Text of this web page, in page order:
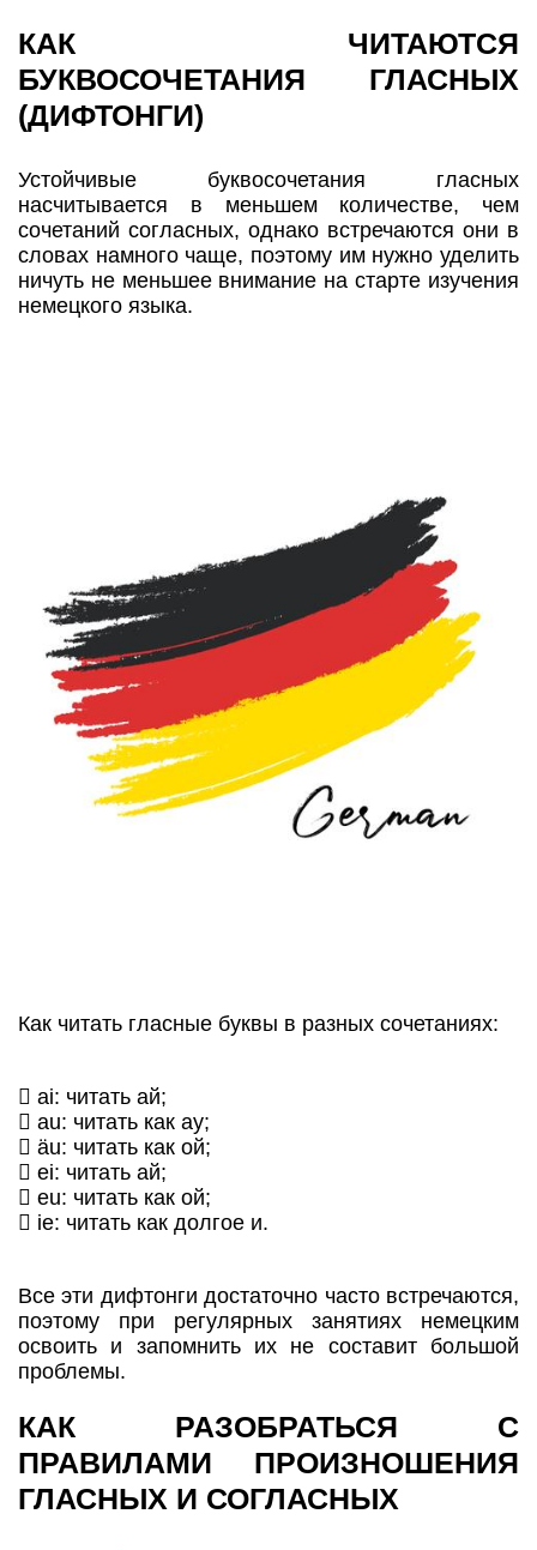
КАК ЧИТАЮТСЯ
БУКВОСОЧЕТАНИЯ ГЛАСНЫХ
(ДИФТОНГИ)
Устойчивые буквосочетания гласных
насчитывается в меньшем количестве, чем
сочетаний согласных, однако встречаются они в
словах намного чаще, поэтому им нужно уделить
ничуть не меньшее внимание на старте изучения
немецкого языка.
Как читать гласные буквы в разных сочетаниях:
 ai: читать ай;
 au: читать как ау;
 äu: читать как ой;
 ei: читать ай;
 eu: читать как ой;
 ie: читать как долгое и.
Все эти дифтонги достаточно часто встречаются,
поэтому при регулярных занятиях немецким
освоить и запомнить их не составит большой
проблемы.
КАК РАЗОБРАТЬСЯ С
ПРАВИЛАМИ ПРОИЗНОШЕНИЯ
ГЛАСНЫХ И СОГЛАСНЫХ